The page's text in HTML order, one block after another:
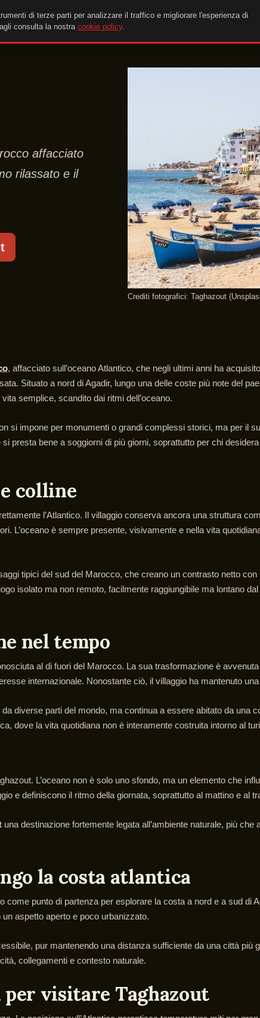
Crediti fotografici: Taghazout
affacciato
rilassato e il
, affacciato sull’oceano Atlantico, che negli ultimi anni ha
Situato a nord di Agadir, lungo una delle coste più note del
semplice, scandito dai ritmi dell’oceano.
si impone per monumenti o grandi complessi storici, ma per il
presta bene a soggiorni di più giorni, soprattutto per chi
colline
l’Atlantico. Il villaggio conserva ancora una struttura
L’oceano è sempre presente, visivamente e nella vita
tipici del sud del Marocco, che creano un contrasto netto
isolato ma non remoto, facilmente raggiungibile ma lontano
nel tempo
al di fuori del Marocco. La sua trasformazione è
internazionale. Nonostante ciò, il villaggio ha mantenuto
diverse parti del mondo, ma continua a essere abitato da una
dove la vita quotidiana non è interamente costruita intorno al
L’oceano non è solo uno sfondo, ma un elemento che
e definiscono il ritmo della giornata, soprattutto al mattino e al
destinazione fortemente legata all’ambiente naturale, più che
la costa atlantica
punto di partenza per esplorare la costa a nord e a sud di
aspetto aperto e poco urbanizzato.
pur mantenendo una distanza sufficiente da una città più
collegamenti e contesto naturale.
visitare Taghazout
di terze parti per analizzare il traffico e migliorare l'esperienza di
consulta la nostra cookie policy.